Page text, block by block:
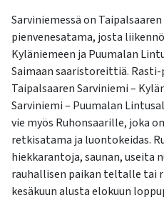
Sarviniemessä on
pienvenesatama, josta
Kyläniemeen ja Puumalan
Saimaan saaristoreittiä.
Taipalsaaren Sarviniemi –
Sarviniemi – Puumalan
vie myös Ruhonsaarille, joka
retkisatama ja luontokeidas.
hiekkarantoja, saunan, useita
rauhallisen paikan teltalle tai
kesäkuun alusta elokuun